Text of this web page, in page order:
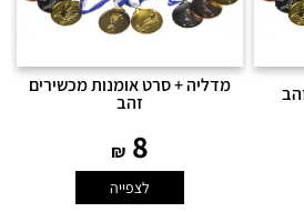
מדליה + סרט אומנות מכשירים
זהב
8
₪
לצפייה